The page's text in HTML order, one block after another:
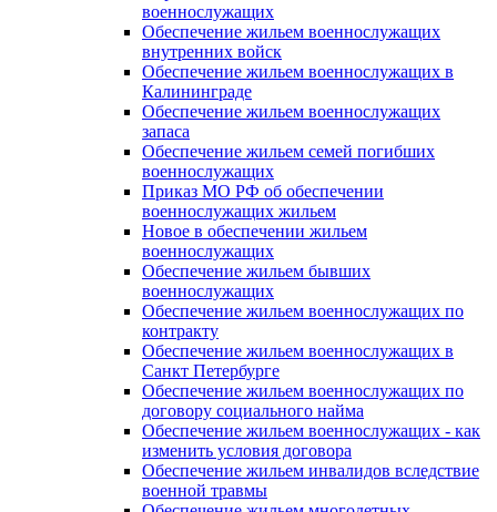
военнослужащих
Обеспечение жильем военнослужащих
внутренних войск
Обеспечение жильем военнослужащих в
Калининграде
Обеспечение жильем военнослужащих
запаса
Обеспечение жильем семей погибших
военнослужащих
Приказ МО РФ об обеспечении
военнослужащих жильем
Новое в обеспечении жильем
военнослужащих
Обеспечение жильем бывших
военнослужащих
Обеспечение жильем военнослужащих по
контракту
Обеспечение жильем военнослужащих в
Санкт Петербурге
Обеспечение жильем военнослужащих по
договору социального найма
Обеспечение жильем военнослужащих - как
изменить условия договора
Обеспечение жильем инвалидов вследствие
военной травмы